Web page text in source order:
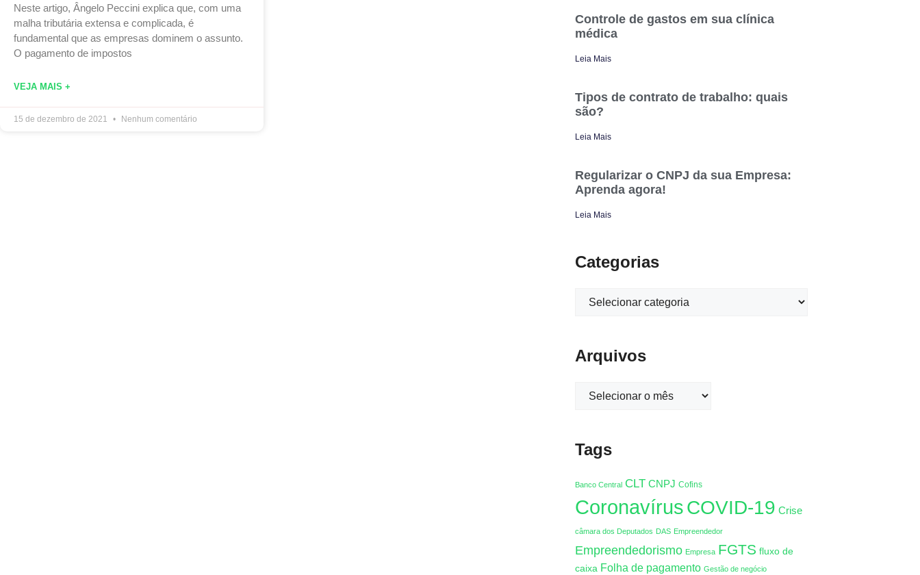
Neste artigo, Ângelo Peccini explica que, com uma
malha tributária extensa e complicada, é
fundamental que as empresas dominem o assunto.
O pagamento de impostos
VEJA MAIS +
15 de dezembro de 2021 Nenhum comentário
Controle de gastos em sua clínica
médica
Leia Mais
Tipos de contrato de trabalho: quais
são?
Leia Mais
Regularizar o CNPJ da sua Empresa:
Aprenda agora!
Leia Mais
Categorias
Arquivos
Tags
Banco Central CLT CNPJ Cofins
CoronavírusCOVID-19 Crise
câmara dos Deputados DAS Empreendedor
Empreendedorismo Empresa FGTS fluxo de
caixa Folha de pagamento Gestão de negócio